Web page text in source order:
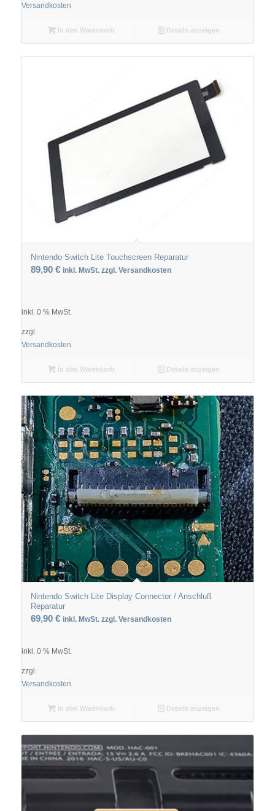
Versandkosten
In den Warenkorb Details anzeigen
Nintendo Switch Lite Touchscreen Reparatur
89,90 € inkl. MwSt. zzgl. Versandkosten
inkl. 0 % MwSt.
zzgl.
Versandkosten
In den Warenkorb Details anzeigen
Nintendo Switch Lite Display Connector / Anschluß
Reparatur
69,90 € inkl. MwSt. zzgl. Versandkosten
inkl. 0 % MwSt.
zzgl.
Versandkosten
In den Warenkorb Details anzeigen